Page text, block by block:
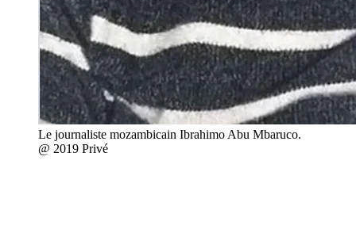
Le journaliste mozambicain Ibrahimo Abu Mbaruco.
@ 2019 Privé